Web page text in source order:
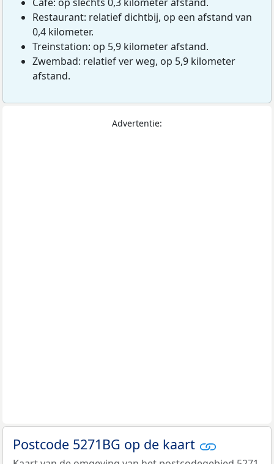
Café: op slechts 0,3 kilometer afstand.
Restaurant: relatief dichtbij, op een afstand van
0,4 kilometer.
Treinstation: op 5,9 kilometer afstand.
Zwembad: relatief ver weg, op 5,9 kilometer
afstand.
Advertentie:
Postcode 5271BG op de kaart